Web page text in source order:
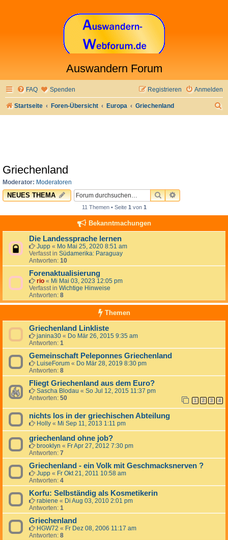
Auswandern Forum
FAQ Spenden Anmelden
Registrieren
Startseite Foren-Übersicht Europa Griechenland
Griechenland
Moderator: Moderatoren
NEUES THEMA SUCHEERWEITERTE
11 Themen • Seite 1von 1
Bekanntmachungen
Die Landessprache lernen
Jupp « Mo Mai 25, 2020 8:51 am
Verfasst in Südamerika: Paraguay
Antworten: 10
Forenaktualisierung
rio « Mi Mai 03, 2023 12:05 pm
Verfasst in Wichtige Hinweise
Antworten: 8
Themen
Griechenland Linkliste
janina30 « Do Mär 26, 2015 9:35 am
Antworten: 1
Gemeinschaft Peleponnes Griechenland
LuiseForum « Do Mär 28, 2019 8:30 pm
Antworten: 8
Fliegt Griechenland aus dem Euro?
Sascha Blodau « So Jul 12, 2015 11:37 pm
Antworten: 50 1 2 3 4
nichts los in der griechischen Abteilung
Holly « Mi Sep 11, 2013 1:11 pm
griechenland ohne job?
brooklyn « Fr Apr 27, 2012 7:30 pm
Antworten: 7
Griechenland - ein Volk mit Geschmacksnerven ?
Jupp « Fr Okt 21, 2011 10:58 am
Antworten: 4
Korfu: Selbständig als Kosmetikerin
rabiene « Di Aug 03, 2010 2:01 pm
Antworten: 1
Griechenland
HGW72 « Fr Dez 08, 2006 11:17 am
Antworten: 8